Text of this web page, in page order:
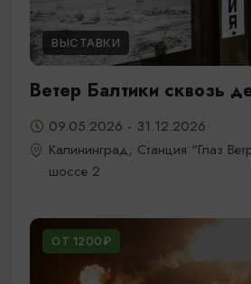
ВЫСТАВКИ
Ветер Балтики сквозь
09.05.2026 - 31.12.2026
Калининград, Станция "Глаз
шоссе 2
ОТ 1200₽